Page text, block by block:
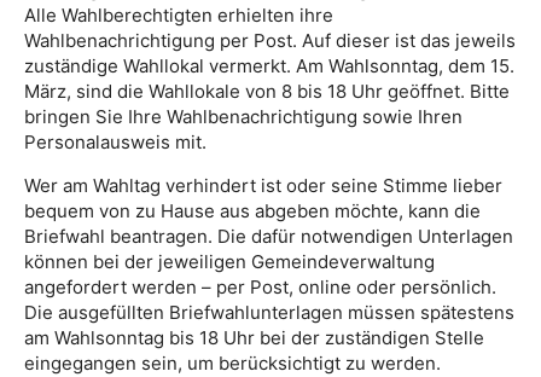
Alle Wahlberechtigten erhielten ihre
Wahlbenachrichtigung per Post. Auf dieser ist das jeweils
zuständige Wahllokal vermerkt. Am Wahlsonntag, dem 15.
März, sind die Wahllokale von 8 bis 18 Uhr geöffnet. Bitte
bringen Sie Ihre Wahlbenachrichtigung sowie Ihren
Personalausweis mit.
Wer am Wahltag verhindert ist oder seine Stimme lieber
bequem von zu Hause aus abgeben möchte, kann die
Briefwahl beantragen. Die dafür notwendigen Unterlagen
können bei der jeweiligen Gemeindeverwaltung
angefordert werden – per Post, online oder persönlich.
Die ausgefüllten Briefwahlunterlagen müssen spätestens
am Wahlsonntag bis 18 Uhr bei der zuständigen Stelle
eingegangen sein, um berücksichtigt zu werden.